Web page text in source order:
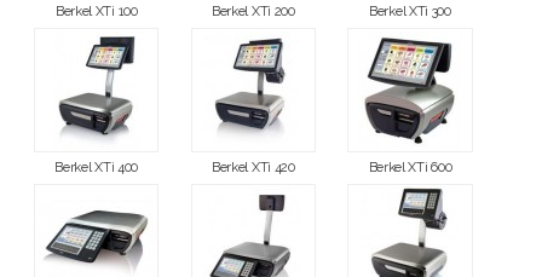
Berkel XTi 100 Berkel XTi 200 Berkel XTi 300
Berkel XTi 400 Berkel XTi 420 Berkel XTi 600